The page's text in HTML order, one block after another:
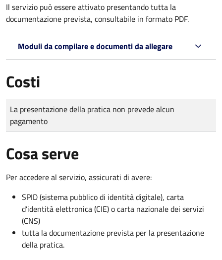
Il servizio può essere attivato presentando tutta la
documentazione prevista, consultabile in formato PDF.
Moduli da compilare e documenti da allegare
Costi
Tipo di pagamento
Importo
La presentazione della pratica non prevede alcun
pagamento
Cosa serve
Per accedere al servizio, assicurati di avere:
SPID (sistema pubblico di identità digitale), carta
d’identità elettronica (CIE) o carta nazionale dei servizi
(CNS)
tutta la documentazione prevista per la presentazione
della pratica.